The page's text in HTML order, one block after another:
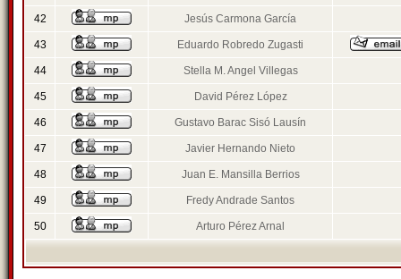
42 Jesús Carmona García
43 Eduardo Robredo Zugasti
44 Stella M. Angel Villegas
45 David Pérez López
46 Gustavo Barac Sisó Lausín
47 Javier Hernando Nieto
48 Juan E. Mansilla Berrios
49 Fredy Andrade Santos
50 Arturo Pérez Arnal